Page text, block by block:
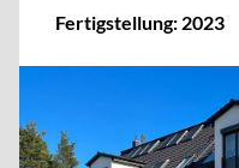
Fertigstellung: 2023